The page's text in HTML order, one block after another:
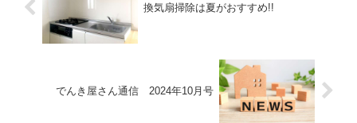
換気扇掃除は夏がおすすめ!!
でんき屋さん通信 2024年10月号